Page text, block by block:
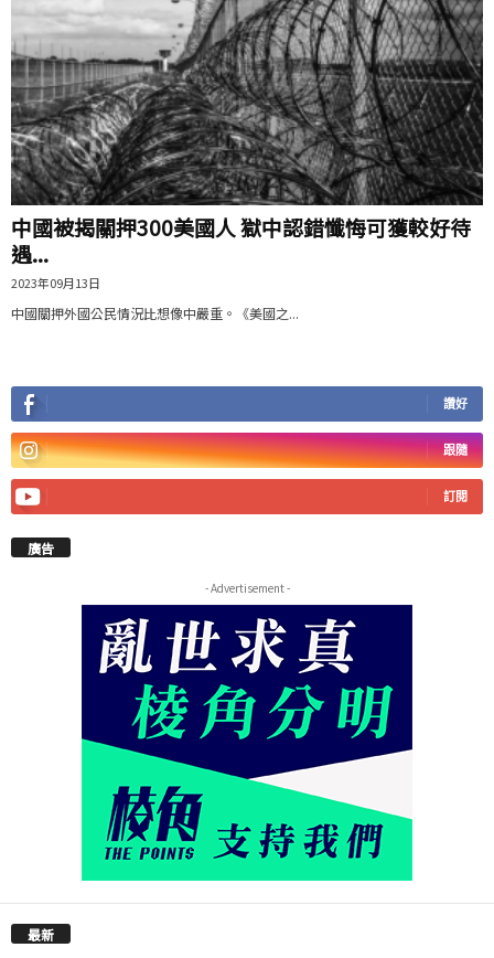
中國被揭關押300美國人 獄中認錯懺悔可獲較好待
遇...
2023年09月13日
中國關押外國公民情況比想像中嚴重。《美國之...
讚好
跟隨
訂閱
廣告
- Advertisement -
最新